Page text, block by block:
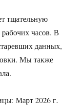
тщательную
часов. В
данных,
Мы также
Март 2026 г.